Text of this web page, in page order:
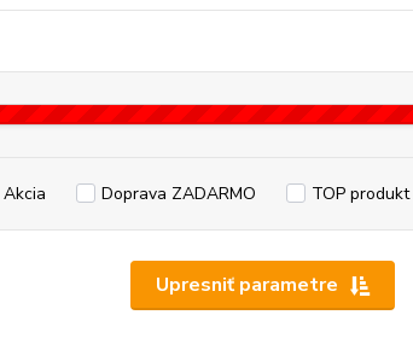
Upresniť parametre
Akcia Doprava ZADARMO TOP produkt